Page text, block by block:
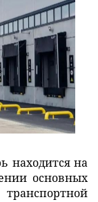
находится на
основных